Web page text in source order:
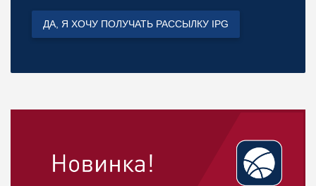
ДА, Я ХОЧУ ПОЛУЧАТЬ РАССЫЛКУ IPG